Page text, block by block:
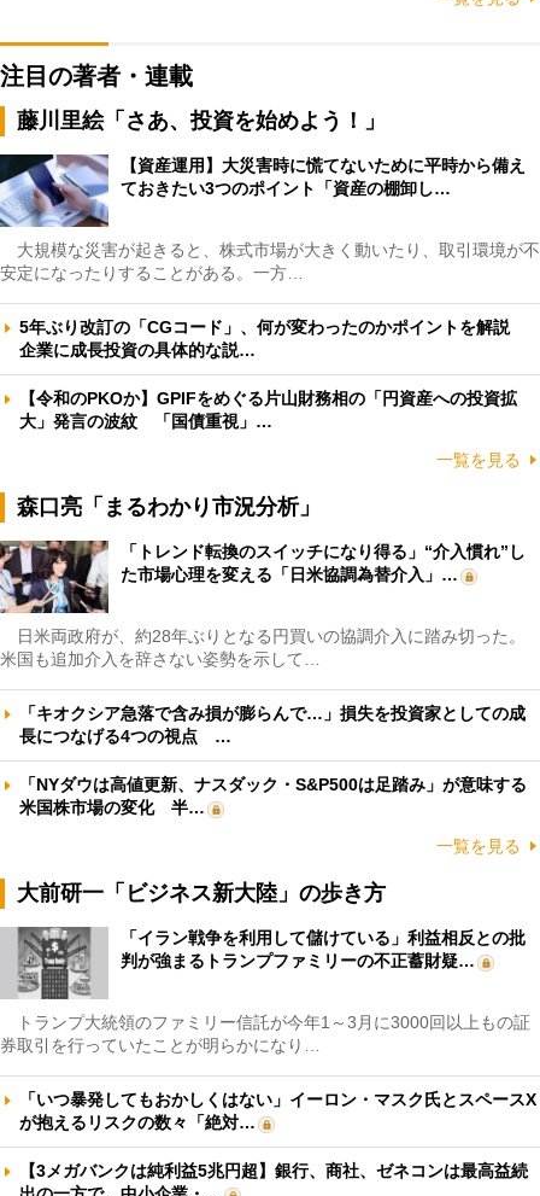
注目の著者・連載
藤川里絵「さあ、投資を始めよう！」
【資産運用】大災害時に慌てないために平時から備え
ておきたい3つのポイント「資産の棚卸し…
大規模な災害が起きると、株式市場が大きく動いたり、取引環境が不
安定になったりすることがある。一方…
5年ぶり改訂の「CGコード」、何が変わったのかポイントを解説
企業に成長投資の具体的な説…
【令和のPKOか】GPIFをめぐる片山財務相の「円資産への投資拡
大」発言の波紋 「国債重視」…
一覧を見る
森口亮「まるわかり市況分析」
「トレンド転換のスイッチになり得る」“介入慣れ”し
た市場心理を変える「日米協調為替介入」…
日米両政府が、約28年ぶりとなる円買いの協調介入に踏み切った。
米国も追加介入を辞さない姿勢を示して…
「キオクシア急落で含み損が膨らんで…」損失を投資家としての成
長につなげる4つの視点 …
「NYダウは高値更新、ナスダック・S&P500は足踏み」が意味する
米国株市場の変化 半…
一覧を見る
大前研一「ビジネス新大陸」の歩き方
「イラン戦争を利用して儲けている」利益相反との批
判が強まるトランプファミリーの不正蓄財疑…
トランプ大統領のファミリー信託が今年1～3月に3000回以上もの証
券取引を行っていたことが明らかになり…
「いつ暴発してもおかしくはない」イーロン・マスク氏とスペースX
が抱えるリスクの数々「絶対…
【3メガバンクは純利益5兆円超】銀行、商社、ゼネコンは最高益続